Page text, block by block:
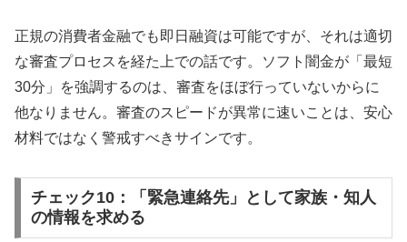
正規の消費者金融でも即日融資は可能ですが、それは適切
な審査プロセスを経た上での話です。ソフト闇金が「最短
30分」を強調するのは、審査をほぼ行っていないからに
他なりません。審査のスピードが異常に速いことは、安心
材料ではなく警戒すべきサインです。
チェック10：「緊急連絡先」として家族・知人
の情報を求める